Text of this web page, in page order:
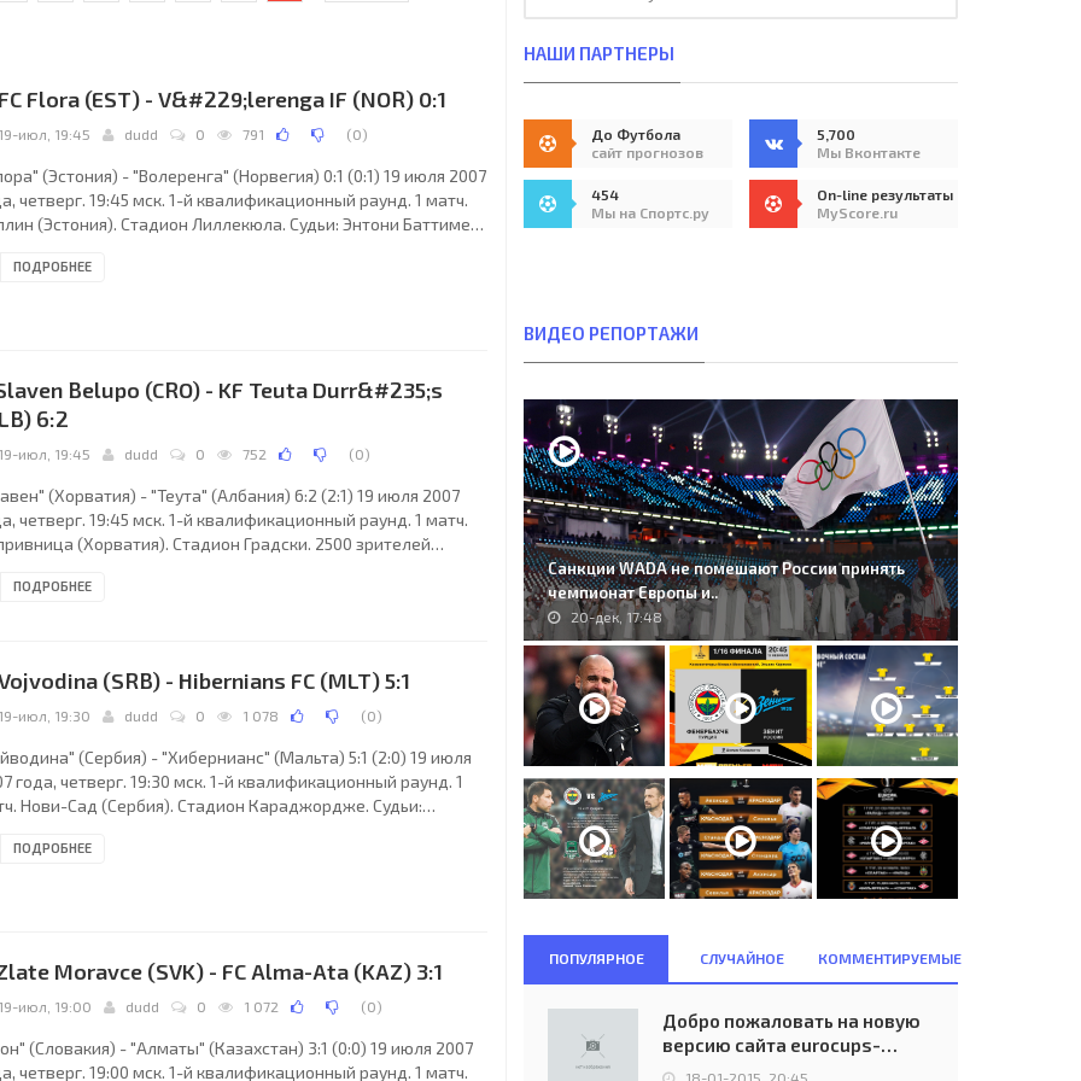
Flora (EST) - V&#229;lerenga IF (NOR) 0:1
июл, 19:45 dudd 0 791 (0)
(Эстония) - "Волеренга" (Норвегия) 0:1 (0:1) 19 июля 2007
четверг. 19:45 мск. 1-й квалификационный раунд. 1 матч.
(Эстония). Стадион Лиллекюла. Судьи: Энтони Баттимер
Резервный: Дамьен Хэнкок (Ирландия). "Флора":
ПОДРОБНЕЕ
Belupo (CRO) - KF Teuta Durr&#235;s
6:2
июл, 19:45 dudd 0 752 (0)
(Хорватия) - "Теута" (Албания) 6:2 (2:1) 19 июля 2007
четверг. 19:45 мск. 1-й квалификационный раунд. 1 матч.
(Хорватия). Стадион Градски. 2500 зрителей
Холтген (Люксембург), Антонио Де Каролис
Посавец (Степан Поляк,
ПОДРОБНЕЕ
(SRB) - Hibernians FC (MLT) 5:1
июл, 19:30 dudd 0 1 078 (0)
(Сербия) - "Хибернианс" (Мальта) 5:1 (2:0) 19 июля
года, четверг. 19:30 мск. 1-й квалификационный раунд. 1
Нови-Сад (Сербия). Стадион Караджордже. Судьи:
(Греция). Резервный: Михаил Кукулакис (Греция).
ПОДРОБНЕЕ
Moravce (SVK) - FC Alma-Ata (KAZ) 3:1
июл, 19:00 dudd 0 1 072 (0)
(Словакия) - "Алматы" (Казахстан) 3:1 (0:0) 19 июля 2007
четверг. 19:00 мск. 1-й квалификационный раунд. 1 матч.
НАШИ ПАРТНЕРЫ
До Футбола
сайт прогнозов
5,700
Мы Вконтакте
454
Мы на Спортс.ру
On-line результаты
MyScore.ru
ВИДЕО РЕПОРТАЖИ
Санкции WADA не помешают России принять
чемпионат Европы и..
20-дек, 17:48
ПОПУЛЯРНОЕ СЛУЧАЙНОЕ КОММЕНТИРУЕМЫЕ
Добро пожаловать на новую
версию сайта eurocups-
uefa.ru
18-01-2015, 20:45